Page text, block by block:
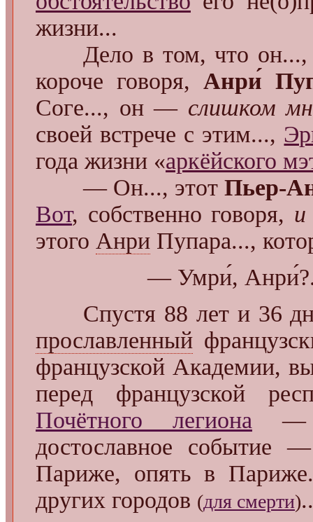
жизни...
Дело в том, что он...,
короче говоря, Анри́
Соге..., он — слишком
своей встрече с этим...,
года жизни «аркёйского
— Он..., этот Пьер-
Вот, собственно говоря, и
этого Анри Пупара...,
— Умри́,
Спустя 88 лет и 36
прославленный
французской Академии,
перед французской
Почётного легиона —
достославное
Париже, опять в
других городов (для смерти)